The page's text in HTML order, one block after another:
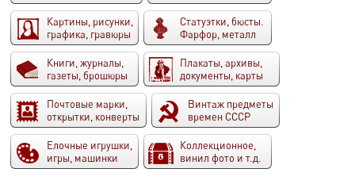
Картины, рисунки,
графика, гравюры
Статуэтки, бюсты.
Фарфор, металл
Книги, журналы,
газеты, брошюры
Плакаты, архивы,
документы, карты
Почтовые марки,
открытки, конверты
Винтаж предметы
времен СССР
Елочные игрушки,
игры, машинки
Коллекционное,
винил фото и т.д.